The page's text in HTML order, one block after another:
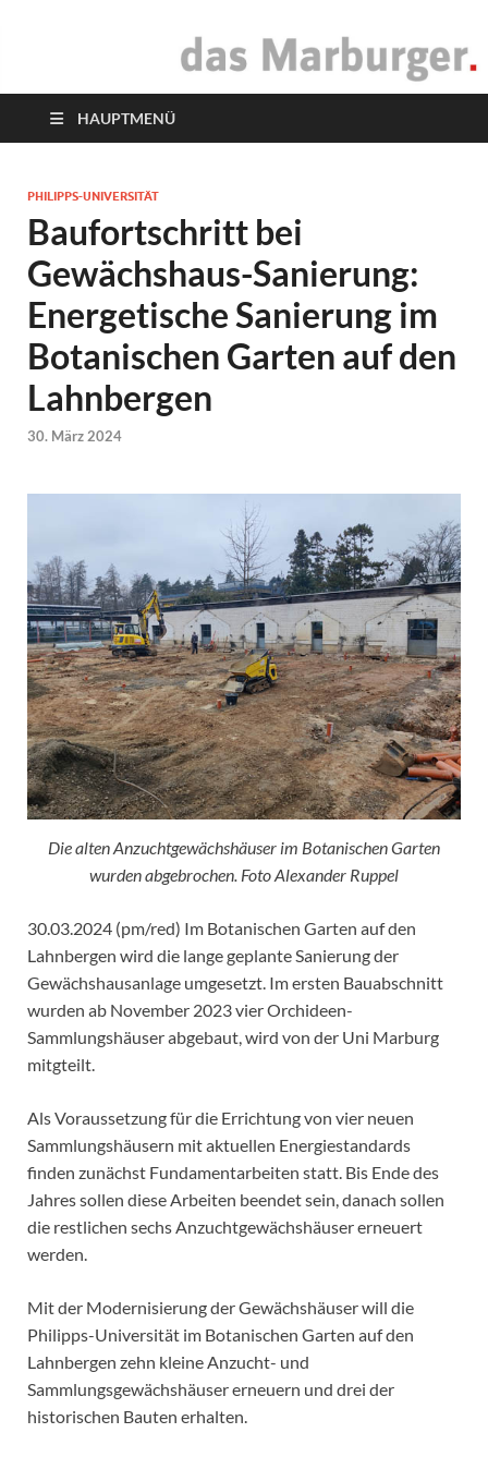
das Marburger.
HAUPTMENÜ
PHILIPPS-UNIVERSITÄT
Baufortschritt bei
Gewächshaus-Sanierung:
Energetische Sanierung im
Botanischen Garten auf den
Lahnbergen
30. März 2024
Die alten Anzuchtgewächshäuser im Botanischen Garten
wurden abgebrochen. Foto Alexander Ruppel
30.03.2024 (pm/red) Im Botanischen Garten auf den
Lahnbergen wird die lange geplante Sanierung der
Gewächshausanlage umgesetzt. Im ersten Bauabschnitt
wurden ab November 2023 vier Orchideen-
Sammlungshäuser abgebaut, wird von der Uni Marburg
mitgteilt.
Als Voraussetzung für die Errichtung von vier neuen
Sammlungshäusern mit aktuellen Energiestandards
finden zunächst Fundamentarbeiten statt. Bis Ende des
Jahres sollen diese Arbeiten beendet sein, danach sollen
die restlichen sechs Anzuchtgewächshäuser erneuert
werden.
Mit der Modernisierung der Gewächshäuser will die
Philipps-Universität im Botanischen Garten auf den
Lahnbergen zehn kleine Anzucht- und
Sammlungsgewächshäuser erneuern und drei der
historischen Bauten erhalten.